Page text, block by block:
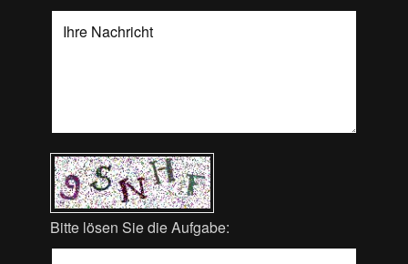
Bitte lösen Sie die Aufgabe: